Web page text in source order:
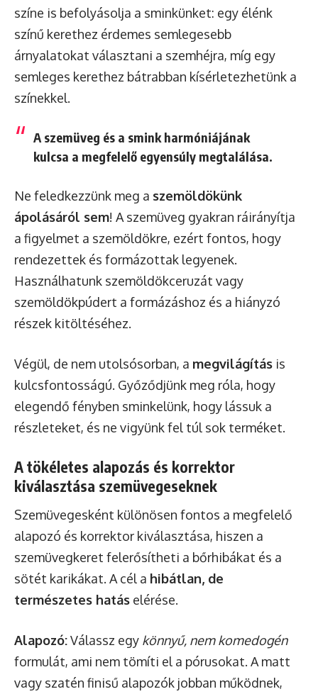
színe is befolyásolja a sminkünket: egy élénk
színű kerethez érdemes semlegesebb
árnyalatokat választani a szemhéjra, míg egy
semleges kerethez bátrabban kísérletezhetünk a
színekkel.
A szemüveg és a smink harmóniájának
kulcsa a megfelelő egyensúly megtalálása.
Ne feledkezzünk meg a szemöldökünk
ápolásáról sem! A szemüveg gyakran ráirányítja
a figyelmet a szemöldökre, ezért fontos, hogy
rendezettek és formázottak legyenek.
Használhatunk szemöldökceruzát vagy
szemöldökpúdert a formázáshoz és a hiányzó
részek kitöltéséhez.
Végül, de nem utolsósorban, a megvilágítás is
kulcsfontosságú. Győződjünk meg róla, hogy
elegendő fényben sminkelünk, hogy lássuk a
részleteket, és ne vigyünk fel túl sok terméket.
A tökéletes alapozás és korrektor
kiválasztása szemüvegeseknek
Szemüvegesként különösen fontos a megfelelő
alapozó és korrektor kiválasztása, hiszen a
szemüvegkeret felerősítheti a bőrhibákat és a
sötét karikákat. A cél a hibátlan, de
természetes hatás elérése.
Alapozó:Válassz egy könnyű, nem komedogén
formulát, ami nem tömíti el a pórusokat. A matt
vagy szatén finisű alapozók jobban működnek,